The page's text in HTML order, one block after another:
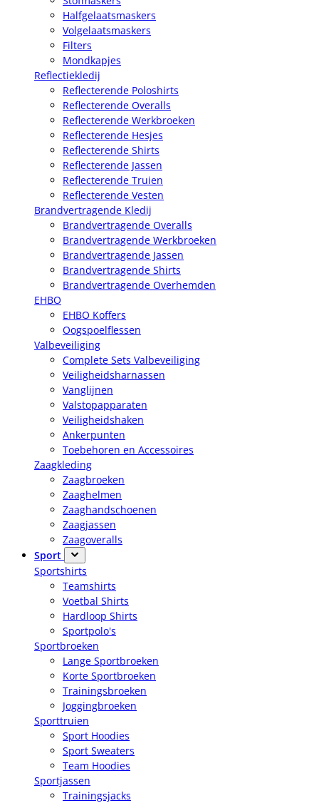
Halfgelaatsmaskers
Volgelaatsmaskers
Filters
Mondkapjes
Reflectiekledij
Reflecterende Poloshirts
Reflecterende Overalls
Reflecterende Werkbroeken
Reflecterende Hesjes
Reflecterende Shirts
Reflecterende Jassen
Reflecterende Truien
Reflecterende Vesten
Brandvertragende Kledij
Brandvertragende Overalls
Brandvertragende Werkbroeken
Brandvertragende Jassen
Brandvertragende Shirts
Brandvertragende Overhemden
EHBO
EHBO Koffers
Oogspoelflessen
Valbeveiliging
Complete Sets Valbeveiliging
Veiligheidsharnassen
Vanglijnen
Valstopapparaten
Veiligheidshaken
Ankerpunten
Toebehoren en Accessoires
Zaagkleding
Zaagbroeken
Zaaghelmen
Zaaghandschoenen
Zaagjassen
Zaagoveralls
Sport
Sportshirts
Teamshirts
Voetbal Shirts
Hardloop Shirts
Sportpolo's
Sportbroeken
Lange Sportbroeken
Korte Sportbroeken
Trainingsbroeken
Joggingbroeken
Sporttruien
Sport Hoodies
Sport Sweaters
Team Hoodies
Sportjassen
Trainingsjacks